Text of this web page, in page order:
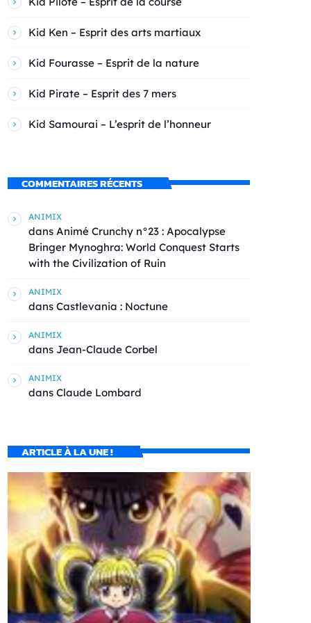
Kid Ken – Esprit des arts martiaux
Kid Fourasse – Esprit de la nature
Kid Pirate – Esprit des 7 mers
Kid Samourai – L’esprit de l’honneur
COMMENTAIRES RÉCENTS
ANIMIX
dans Animé Crunchy n°23 : Apocalypse
Bringer Mynoghra: World Conquest Starts
with the Civilization of Ruin
ANIMIX
dans Castlevania : Noctune
ANIMIX
dans Jean-Claude Corbel
ANIMIX
dans Claude Lombard
ARTICLE À LA UNE !